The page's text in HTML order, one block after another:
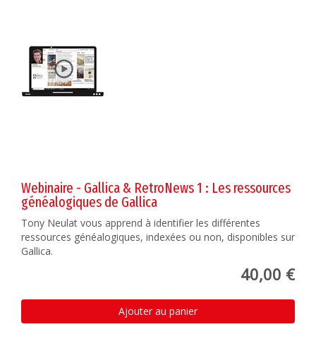
Webinaire - Gallica & RetroNews 1 : Les ressources
généalogiques de Gallica
Tony Neulat vous apprend à identifier les différentes
ressources généalogiques, indexées ou non, disponibles sur
Gallica.
40,00 €
Ajouter au panier